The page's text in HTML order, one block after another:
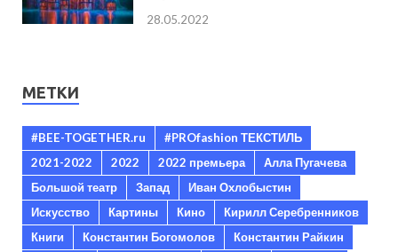
28.05.2022
МЕТКИ
#BEE-TOGETHER.ru
#PROfashion ТЕКСТИЛЬ
2021-2022
2022 2022 премьера
Алла Пугачева
Большой театр
Запад
Иван Охлобыстин
Искусство
Картины Кино
Кирилл Серебренников
Книги
Константин Богомолов
Константин Райкин